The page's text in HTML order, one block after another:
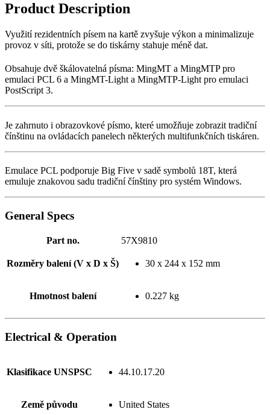
Product Description
Využití rezidentních písem na kartě zvyšuje výkon a minimalizuje
provoz v síti, protože se do tiskárny stahuje méně dat.
Obsahuje dvě škálovatelná písma: MingMT a MingMTP pro
emulaci PCL 6 a MingMT-Light a MingMTP-Light pro emulaci
PostScript 3.
Je zahrnuto i obrazovkové písmo, které umožňuje zobrazit tradiční
čínštinu na ovládacích panelech některých multifunkčních tiskáren.
Emulace PCL podporuje Big Five v sadě symbolů 18T, která
emuluje znakovou sadu tradiční čínštiny pro systém Windows.
General Specs
Part no. 57X9810
Rozměry balení (V x D x Š) 30 x 244 x 152 mm
Hmotnost balení 0.227 kg
Electrical & Operation
Klasifikace UNSPSC 44.10.17.20
Země původu United States